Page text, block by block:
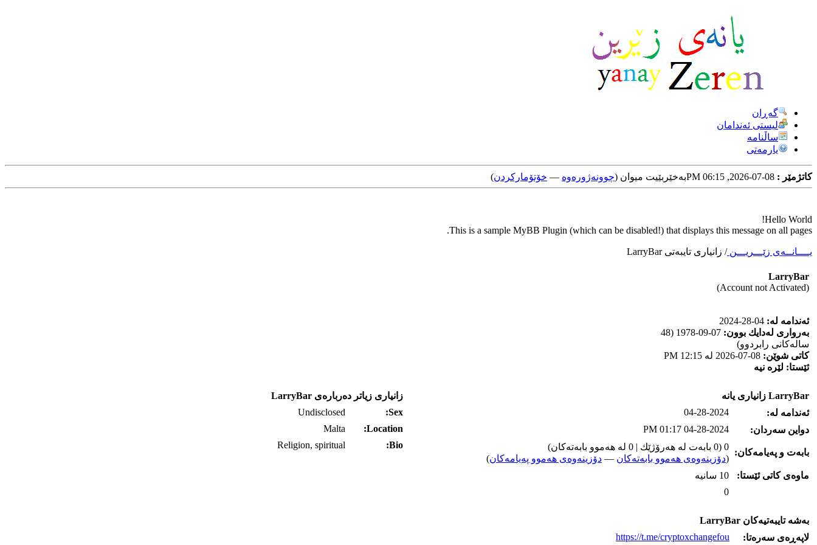
گه‌ڕان
لیستی ئه‌ندامان
ساڵنامه
یارمه‌تی
کاتژمێر : به‌خێربێیت میوان (چوونه‌ژوره‌وه‌ — خۆتۆمارکردن)
Hello World!
This is a sample MyBB Plugin (which can be disabled!) that displays this message on all pages.
یــــانــه‌ی زێـــریـــن/ زانیاری تایبه‌تی LarryBar
LarryBar
(Account not Activated)
ئه‌ندامه‌ له‌:
به‌رواری له‌دایك بوون:
07-09-1978 (48
ساله‌كانی رابردوو)
كاتی شوێن:
ئێستا: لێره‌ نیه‌
LarryBar زانیاری یانه‌
ئه‌ندامه‌ له‌:
04-28-2024
دواین سه‌ردان:
04-28-2024 01:17 PM
بابه‌ت و په‌یامه‌کان:
0 (0 بابه‌ت له‌ هه‌رۆژێك | 0 له‌ هه‌موو بابه‌ته‌كان)
(دۆزینه‌وه‌ی هه‌موو بابه‌ته‌کان — دۆزینه‌وه‌ی هه‌موو په‌یامه‌کان)
ماوه‌ی كاتی ئێستا:
10 سانیه‌
0
به‌شه‌ تایبه‌تیه‌کان LarryBar
لاپه‌ڕه‌ی سه‌ره‌تا:
https://t.me/cryptoxchangefou
زانیاری زیاتر ده‌رباره‌ی LarryBar
Sex:
Undisclosed
Location:
Malta
Bio:
Religion, spiritual